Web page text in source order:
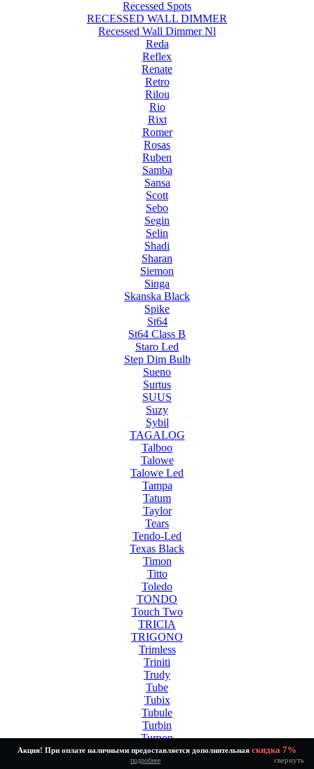
Акция! При оплате наличными предоставляется дополнительная скидка 7%
подробнее свернуть
Recessed Spots
RECESSED WALL DIMMER
Recessed Wall Dimmer Nl
Reda
Reflex
Renate
Retro
Rilou
Rio
Rixt
Romer
Rosas
Ruben
Samba
Sansa
Scott
Sebo
Segin
Selin
Shadi
Sharan
Siemon
Singa
Skanska Black
Spike
St64
St64 Class B
Staro Led
Step Dim Bulb
Sueno
Surtus
SUUS
Suzy
Sybil
TAGALOG
Talboo
Talowe
Talowe Led
Tampa
Tatum
Taylor
Tears
Tendo-Led
Texas Black
Timon
Titto
Toledo
TONDO
Touch Two
TRICIA
TRIGONO
Trimless
Triniti
Trudy
Tube
Tubix
Tubule
Turbin
Turnon
Twinny Led White
Tycho